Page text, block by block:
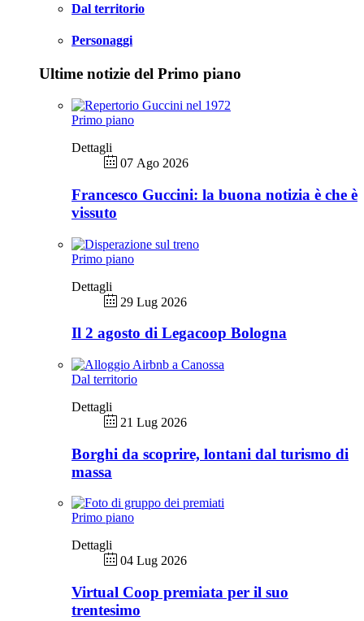
Dal territorio
Personaggi
Ultime notizie del Primo piano
Primo piano
Dettagli
07 Ago 2026
Francesco Guccini: la buona notizia è che è
vissuto
Primo piano
Dettagli
29 Lug 2026
Il 2 agosto di Legacoop Bologna
Dal territorio
Dettagli
21 Lug 2026
Borghi da scoprire, lontani dal turismo di
massa
Primo piano
Dettagli
04 Lug 2026
Virtual Coop premiata per il suo
trentesimo